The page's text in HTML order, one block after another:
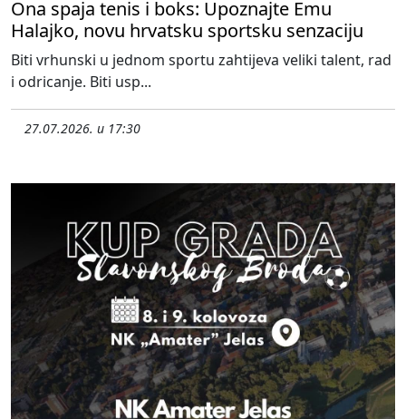
Ona spaja tenis i boks: Upoznajte Emu
Halajko, novu hrvatsku sportsku senzaciju
Biti vrhunski u jednom sportu zahtijeva veliki talent, rad
i odricanje. Biti usp...
27.07.2026. u 17:30